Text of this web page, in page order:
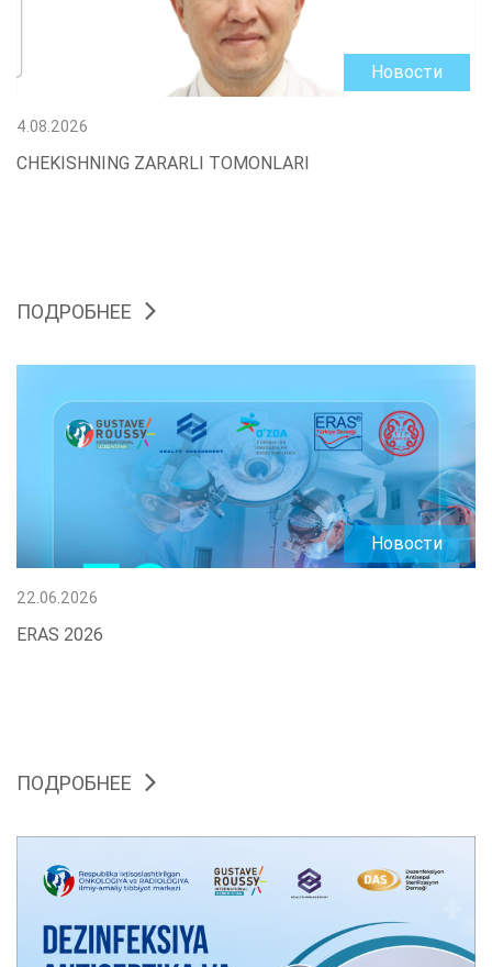
Новости
4.08.2026
CHEKISHNING ZARARLI TOMONLARI
ПОДРОБНЕЕ
Новости
22.06.2026
ERAS 2026
ПОДРОБНЕЕ